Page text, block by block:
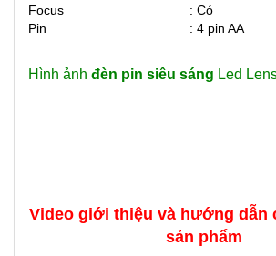
Focus
: Có
Pin
: 4 pin AA
Hình ảnh đèn pin siêu sáng Led
Video giới thiệu và hướng dẫn
sản phẩm